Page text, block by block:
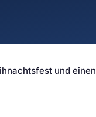
Commerce & Online-und einen